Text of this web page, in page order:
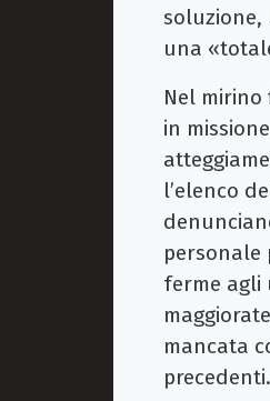
soluzione,
una
Nel
in
l’elenco
personale
ferme agli
mancata
precedenti.